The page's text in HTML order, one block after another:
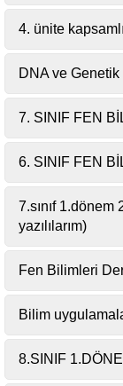
4. ünite
DNA ve Genetik
7. SINIF FEN
6. SINIF FEN
7.sınıf 1.dönem
yazılılarım)
Fen Bilimleri
Bilim
8.SINIF